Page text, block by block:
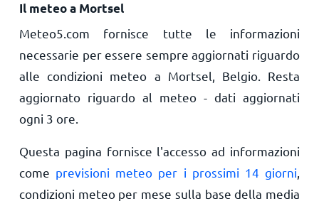
Il meteo a Mortsel
Meteo5.com fornisce tutte le informazioni
necessarie per essere sempre aggiornati riguardo
alle condizioni meteo a Mortsel, Belgio. Resta
aggiornato riguardo al meteo - dati aggiornati
ogni 3 ore.
Questa pagina fornisce l'accesso ad informazioni
come previsioni meteo per i prossimi 14 giorni
condizioni meteo per mese sulla base della media